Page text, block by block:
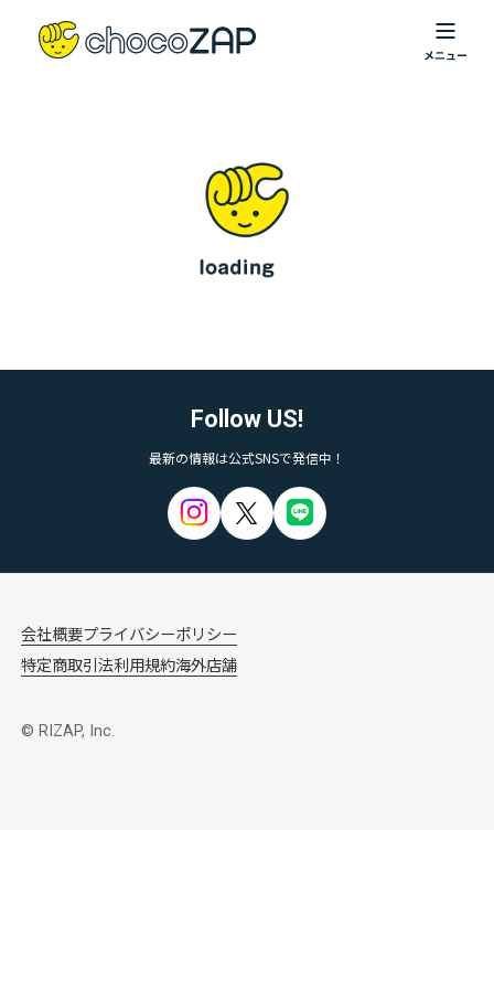
Follow US!
最新の情報は公式SNSで発信中！
会社概要プライバシーポリシー
特定商取引法利用規約海外店舗
© RIZAP, Inc.